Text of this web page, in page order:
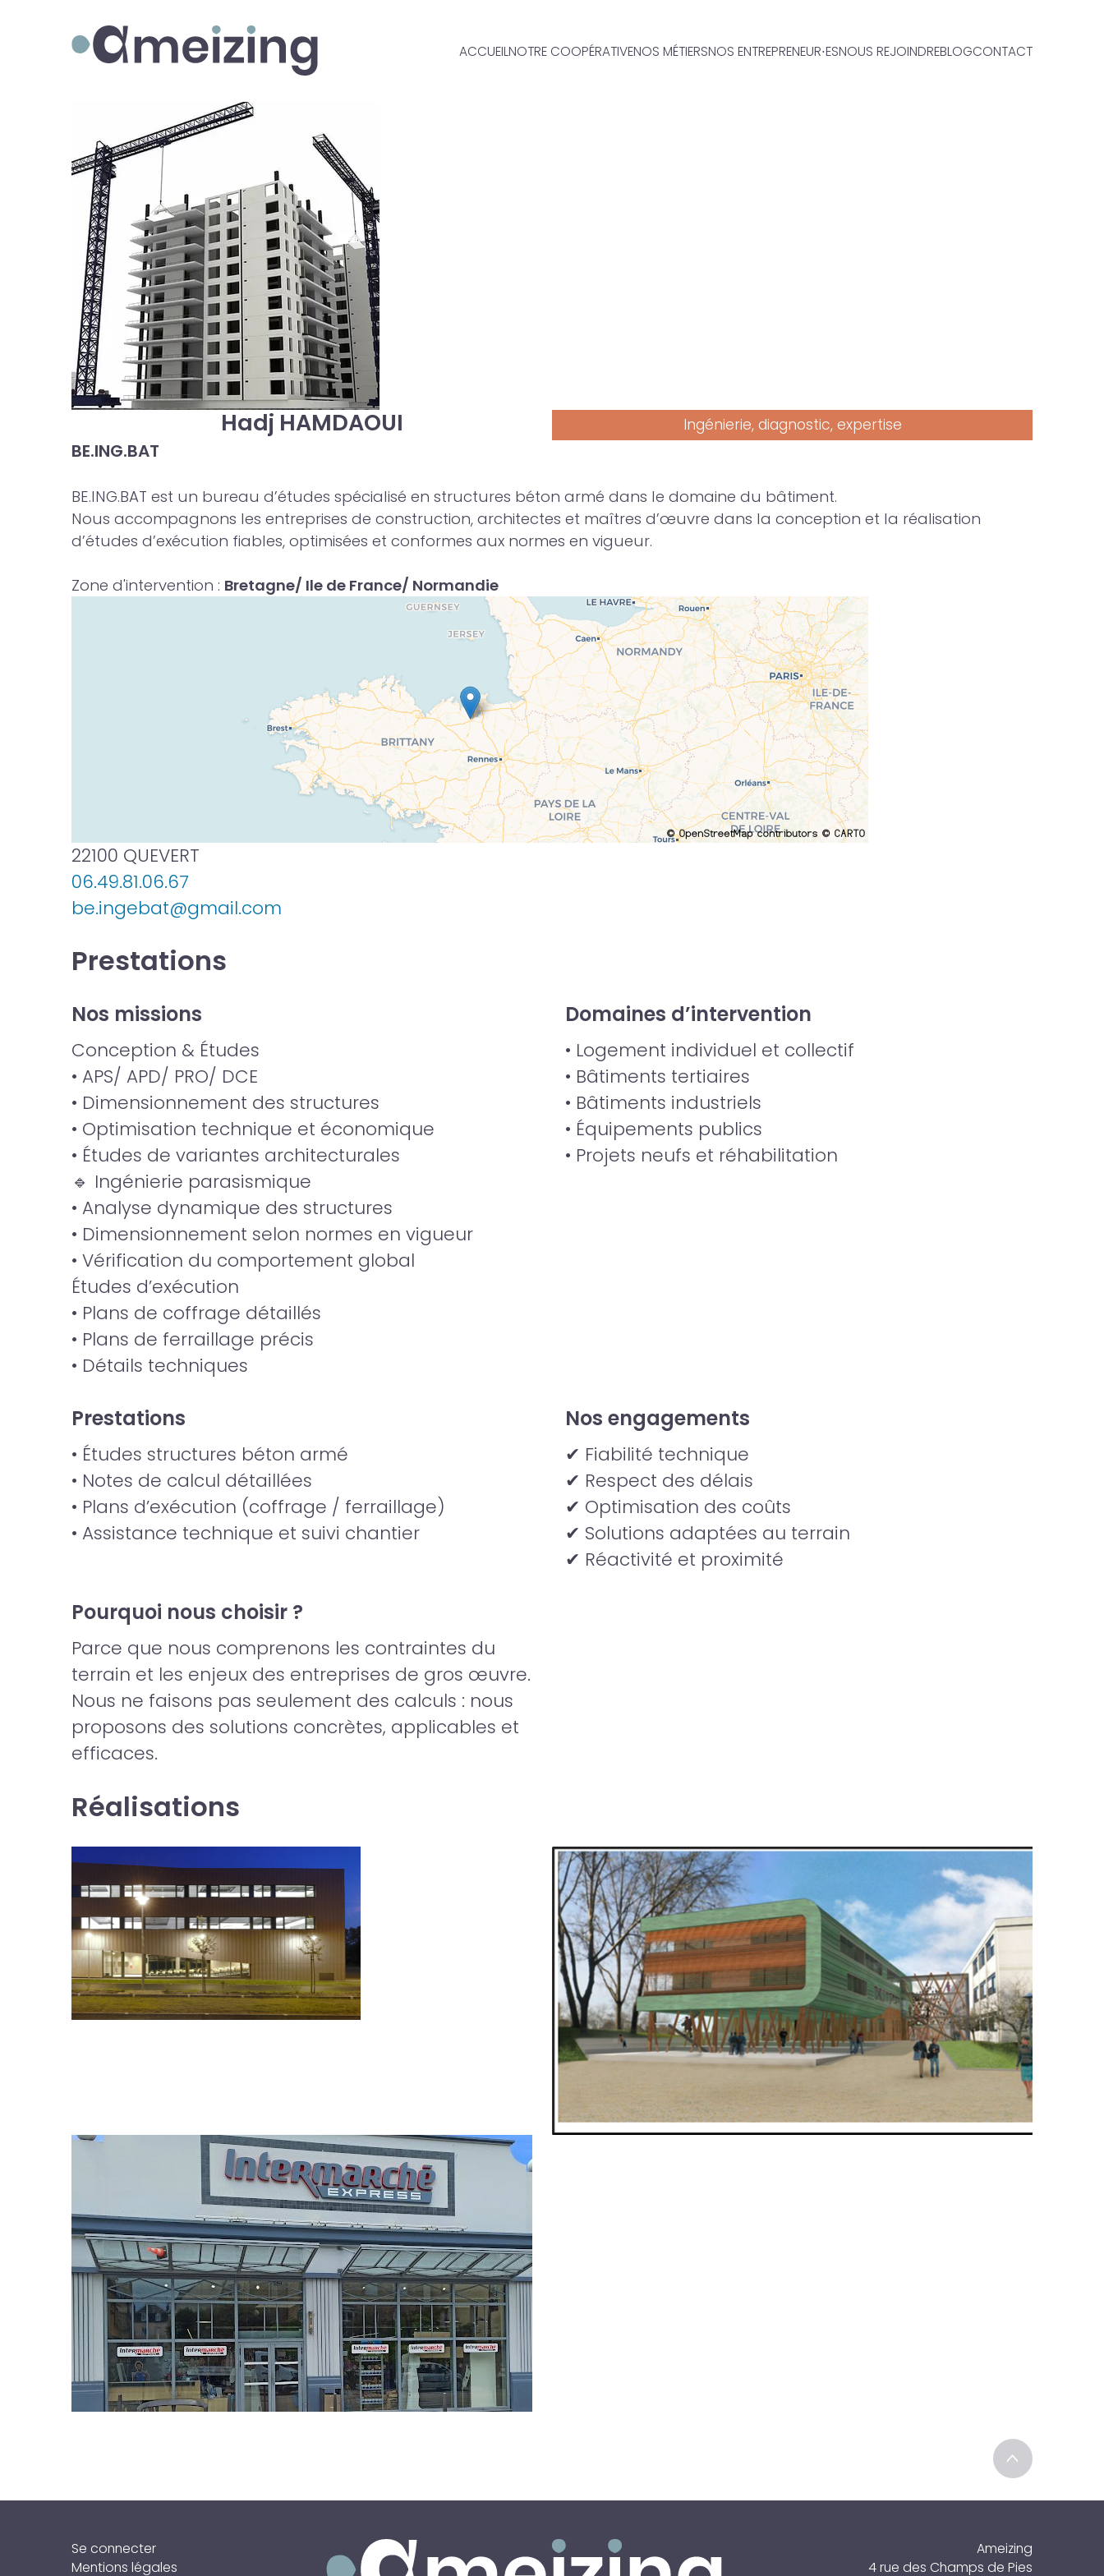
Ameizing ACCUEILNOTRE COOPÉRATIVENOS MÉTIERSNOS ENTREPRENEUR⋅ESNOUS REJOINDREBLOGCONTACT
Hadj HAMDAOUI Ingénierie, diagnostic, expertise
BE.ING.BAT
BE.ING.BAT est un bureau d’études spécialisé en structures béton armé dans le domaine du bâtiment.
Nous accompagnons les entreprises de construction, architectes et maîtres d’œuvre dans la conception et la réalisation
d’études d’exécution fiables, optimisées et conformes aux normes en vigueur.
Zone d'intervention : Bretagne/ Ile de France/ Normandie
22100 QUEVERT
06.49.81.06.67
be.ingebat@gmail.com
Prestations
Nos missions
Conception & Études
• APS/ APD/ PRO/ DCE
• Dimensionnement des structures
• Optimisation technique et économique
• Études de variantes architecturales
🔹 Ingénierie parasismique
• Analyse dynamique des structures
• Dimensionnement selon normes en vigueur
• Vérification du comportement global
Études d’exécution
• Plans de coffrage détaillés
• Plans de ferraillage précis
• Détails techniques
Domaines d’intervention
• Logement individuel et collectif
• Bâtiments tertiaires
• Bâtiments industriels
• Équipements publics
• Projets neufs et réhabilitation
Prestations
• Études structures béton armé
• Notes de calcul détaillées
• Plans d’exécution (coffrage / ferraillage)
• Assistance technique et suivi chantier
Nos engagements
✔ Fiabilité technique
✔ Respect des délais
✔ Optimisation des coûts
✔ Solutions adaptées au terrain
✔ Réactivité et proximité
Pourquoi nous choisir ?
Parce que nous comprenons les contraintes du
terrain et les enjeux des entreprises de gros œuvre.
Nous ne faisons pas seulement des calculs : nous
proposons des solutions concrètes, applicables et
efficaces.
Réalisations
RECONSTRUCTION INTERMARCHE
DINARD
>
Se connecter
Mentions légales
Ameizing
4 rue des Champs de Pies